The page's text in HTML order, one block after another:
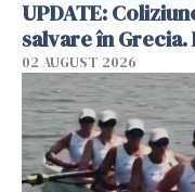
UPDATE:
salvare în
02 AUGUST 2026